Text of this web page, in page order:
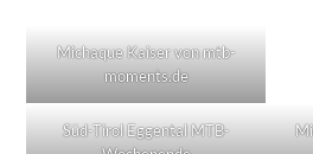
Michaque Kaiser von mtb-
moments.de
Süd-Tirol Eggental MTB-